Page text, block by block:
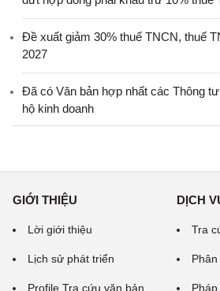
Đề xuất giảm 30% thuế TNCN, thuế
2027
Đã có Văn bản hợp nhất các Thông
hộ kinh doanh
GIỚI THIỆU
Lời giới thiệu
Lịch sử phát triển
Profile Tra cứu văn bản
DỊCH
Tra